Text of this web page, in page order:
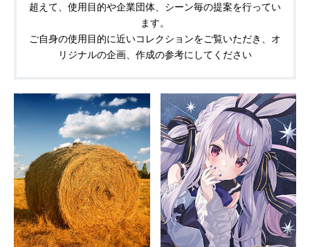
超えて、使用目的や企業団体、シーン毎の提案を行ってい
ます。
ご自身の使用目的に近いコレクションをご覧いただき、オ
リジナルの企画、作成の参考にしてください